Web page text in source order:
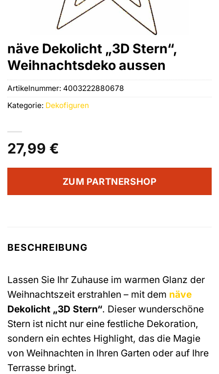
näve Dekolicht „3D Stern“,
Weihnachtsdeko aussen
27,99 €
ZUM PARTNERSHOP
Artikelnummer: 4003222880678
Kategorie: Dekofiguren
BESCHREIBUNG
Lassen Sie Ihr Zuhause im warmen Glanz der
Weihnachtszeit erstrahlen – mit dem näve
Dekolicht „3D Stern“. Dieser wunderschöne
Stern ist nicht nur eine festliche Dekoration,
sondern ein echtes Highlight, das die Magie
von Weihnachten in Ihren Garten oder auf Ihre
Terrasse bringt.